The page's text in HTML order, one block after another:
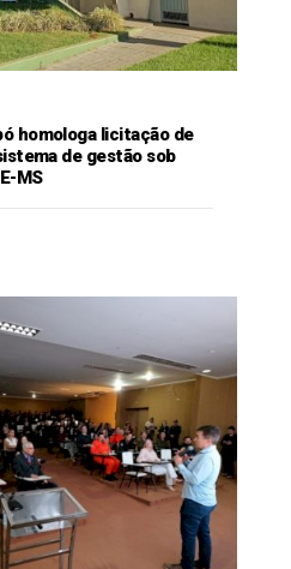
homologa licitação de
de gestão sob
MS